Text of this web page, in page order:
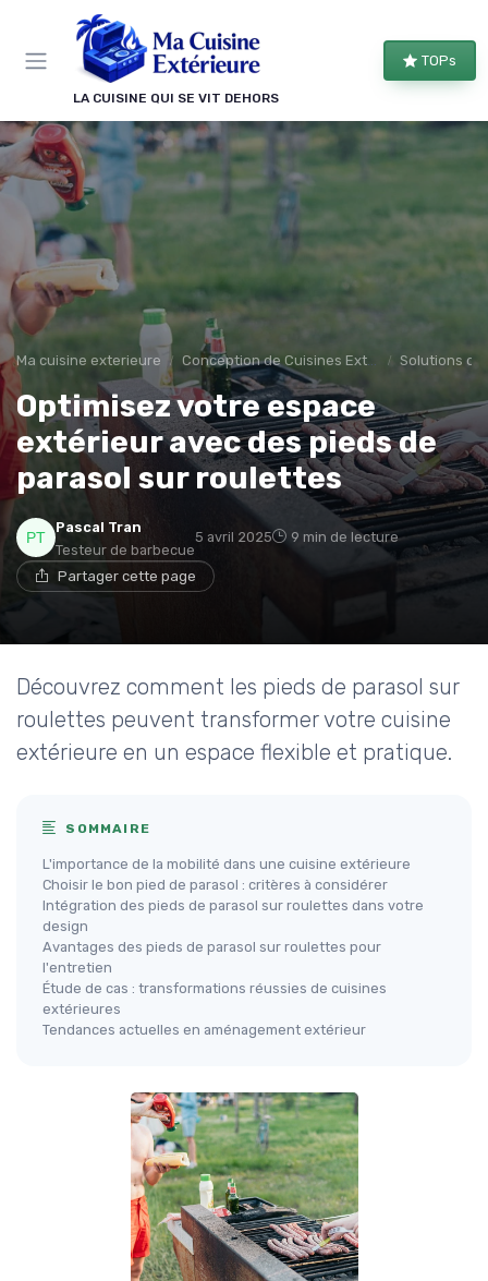
LA CUISINE QUI SE VIT DEHORS
TOPs
Ma cuisine exterieure Conception de Cuisines Extérieures Solutions
Optimisez votre espace
extérieur avec des pieds de
parasol sur roulettes
Pascal Tran
Testeur de barbecue
5 avril 2025 9 min de lecture
Partager cette page
Découvrez comment les pieds de parasol sur
roulettes peuvent transformer votre cuisine
extérieure en un espace flexible et pratique.
SOMMAIRE
L'importance de la mobilité dans une cuisine extérieure
Choisir le bon pied de parasol : critères à considérer
Intégration des pieds de parasol sur roulettes dans votre
design
Avantages des pieds de parasol sur roulettes pour
l'entretien
Étude de cas : transformations réussies de cuisines
extérieures
Tendances actuelles en aménagement extérieur
Panneau de gestion des cookies